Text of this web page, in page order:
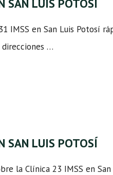
SAN LUIS POTOSÍ
IMSS en San Luis Potosí
…
SAN LUIS POTOSÍ
la Clínica 23 IMSS en